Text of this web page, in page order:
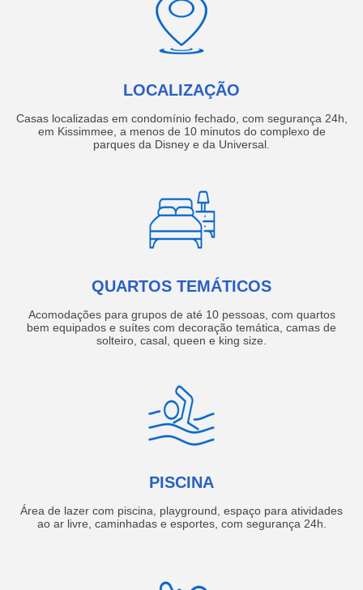
LOCALIZAÇÃO
Casas localizadas em condomínio fechado, com segurança 24h,
em Kissimmee, a menos de 10 minutos do complexo de
parques da Disney e da Universal.
QUARTOS TEMÁTICOS
Acomodações para grupos de até 10 pessoas, com quartos
bem equipados e suítes com decoração temática, camas de
solteiro, casal, queen e king size.
PISCINA
Área de lazer com piscina, playground, espaço para atividades
ao ar livre, caminhadas e esportes, com segurança 24h.